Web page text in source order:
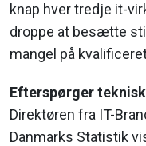
knap hver tredje it-
droppe at besætte
mangel på
Efterspørger
Direktøren fra IT-
Danmarks Statistik